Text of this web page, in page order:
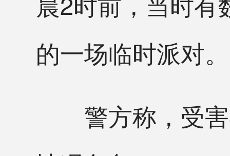
的一场临时派对。
警方称，受害